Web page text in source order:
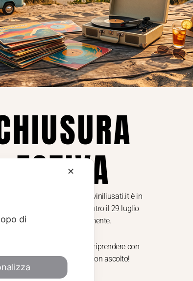
Privacy
Privacy Policy
Cookie Policy (UE)
✕
di
ESTIVA
luglio al 31 agosto venditaviniliusati.it è in
estiva. Gli ordini ricevuti entro il 29 luglio
saranno spediti regolarmente.
il 1 settembre, pronti a riprendere con
arrivi. Buona estate e buon ascolto!